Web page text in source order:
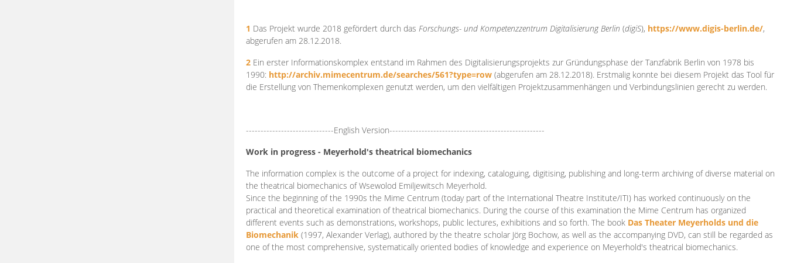
1 Das Projekt wurde 2018 gefördert durch das Forschungs- und Kompetenzzentrum DigitalisierungBerlin (digiS), https://www.digis-berlin.de/,
abgerufen am 28.12.2018.
2 Ein erster Informationskomplex entstand im Rahmen des Digitalisierungsprojekts zur Gründungsphase der Tanzfabrik Berlin von 1978 bis
1990: http://archiv.mimecentrum.de/searches/561?type=row (abgerufen am 28.12.2018). Erstmalig konnte bei diesem Projekt das Tool für
die Erstellung von Themenkomplexen genutzt werden, um den vielfältigen Projektzusammenhängen und Verbindungslinien gerecht zu werden.
------------------------------English Version-----------------------------------------------------
Work in progress - Meyerhold's theatrical biomechanics
The information complex is the outcome of a project for indexing, cataloguing, digitising, publishing and long-term archiving of diverse material on
the theatrical biomechanics of Wsewolod Emiljewitsch Meyerhold.
Since the beginning of the 1990s the Mime Centrum (today part of the International Theatre Institute/ITI) has worked continuously on the
practical and theoretical examination of theatrical biomechanics. During the course of this examination the Mime Centrum has organized
different events such as demonstrations, workshops, public lectures, exhibitions and so forth. The book Das Theater Meyerholds und die
Biomechanik (1997, Alexander Verlag), authored by the theatre scholar Jörg Bochow, as well as the accompanying DVD, can still be regarded as
one of the most comprehensive, systematically oriented bodies of knowledge and experience on Meyerhold's theatrical biomechanics.